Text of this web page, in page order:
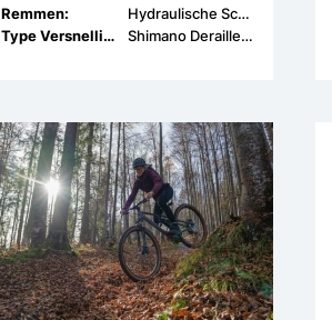
Remmen:
Hydraulische Schijfrem
Type Versnellingen:
Shimano Derailleur